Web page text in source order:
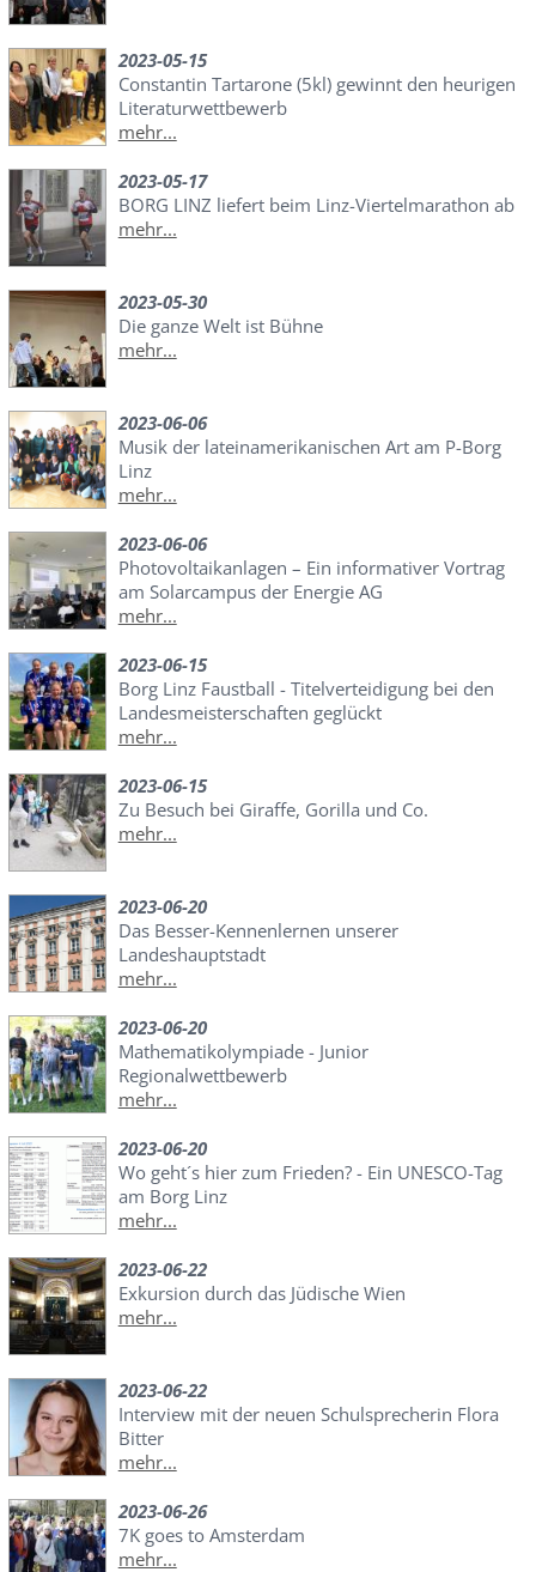
2023-05-15
Constantin Tartarone (5kl) gewinnt den heurigen
Literaturwettbewerb
mehr...
2023-05-17
BORG LINZ liefert beim Linz-Viertelmarathon ab
mehr...
2023-05-30
Die ganze Welt ist Bühne
mehr...
2023-06-06
Musik der lateinamerikanischen Art am P-Borg
Linz
mehr...
2023-06-06
Photovoltaikanlagen – Ein informativer Vortrag
am Solarcampus der Energie AG
mehr...
2023-06-15
Borg Linz Faustball - Titelverteidigung bei den
Landesmeisterschaften geglückt
mehr...
2023-06-15
Zu Besuch bei Giraffe, Gorilla und Co.
mehr...
2023-06-20
Das Besser-Kennenlernen unserer
Landeshauptstadt
mehr...
2023-06-20
Mathematikolympiade - Junior
Regionalwettbewerb
mehr...
2023-06-20
Wo geht´s hier zum Frieden? - Ein UNESCO-Tag
am Borg Linz
mehr...
2023-06-22
Exkursion durch das Jüdische Wien
mehr...
2023-06-22
Interview mit der neuen Schulsprecherin Flora
Bitter
mehr...
2023-06-26
7K goes to Amsterdam
mehr...